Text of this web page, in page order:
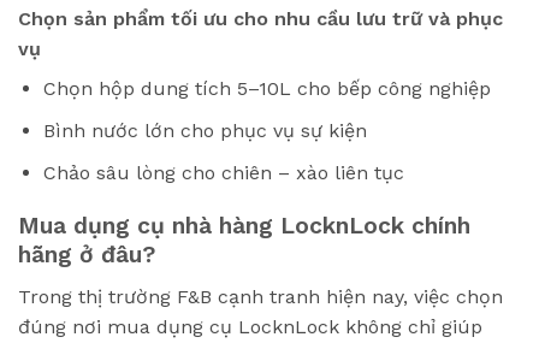
Chọn sản phẩm tối ưu cho nhu cầu lưu trữ và phục
vụ
Chọn hộp dung tích 5–10L cho bếp công nghiệp
Bình nước lớn cho phục vụ sự kiện
Chảo sâu lòng cho chiên – xào liên tục
Mua dụng cụ nhà hàng LocknLock chính
hãng ở đâu?
Trong thị trường F&B cạnh tranh hiện nay, việc chọn
đúng nơi mua dụng cụ LocknLock không chỉ giúp